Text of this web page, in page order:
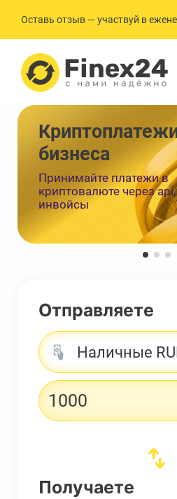
Оставь отзыв — участвуй в
Криптоплатежи ㅤㅤㅤ
бизнеса
Принимайте платежи в
криптовалюте через
инвойсы
Отправляете
Наличные
Получаете